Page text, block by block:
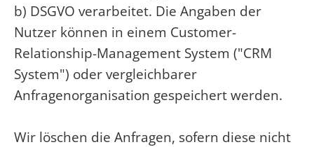
b) DSGVO verarbeitet. Die Angaben der
Nutzer können in einem Customer-
Relationship-Management System ("CRM
System") oder vergleichbarer
Anfragenorganisation gespeichert werden.
Wir löschen die Anfragen, sofern diese nicht